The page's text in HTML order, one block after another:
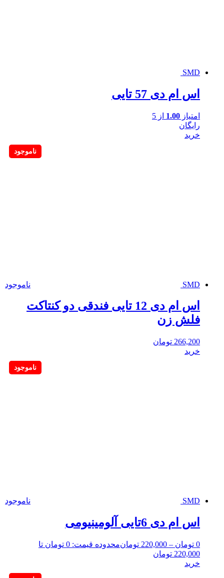
SMD
اس ام دی 57 تایی
امتیاز 1.00 از 5
رایگان
خرید
SMD ناموجود
اس ام دی 12 تایی فندقی دو کنتاکت
فلش زن
266,200 تومان
خرید
SMD ناموجود
اس ام دی 6تایی آلومینیومی
0 تومان –
220,000 تومان
محدوده قیمت: 0 تومان تا
220,000 تومان
خرید